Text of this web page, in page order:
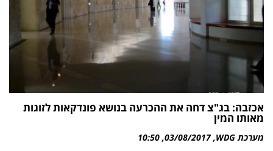
אכזבה: בג"צ דחה את ההכרעה בנושא פונדקאות לזוגות
מאותו המין
מערכת WDG 03/08/2017
10:50